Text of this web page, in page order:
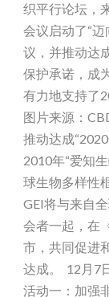
织平行论坛，
会议启动了“
议，并推动达
保护承诺，成
有力地支持了
图片来源：
推动达成
2010年“爱知
球生物多样性
GEI将与来自
会者一起，在
市，共同促进
达成。 12月7
活动一：加强